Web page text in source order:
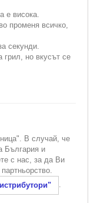
е висока.
променя всичко,
секунди.
грил, но вкусът се
В случай, че
България и
с нас, за да Ви
.